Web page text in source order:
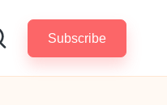
Subscribe